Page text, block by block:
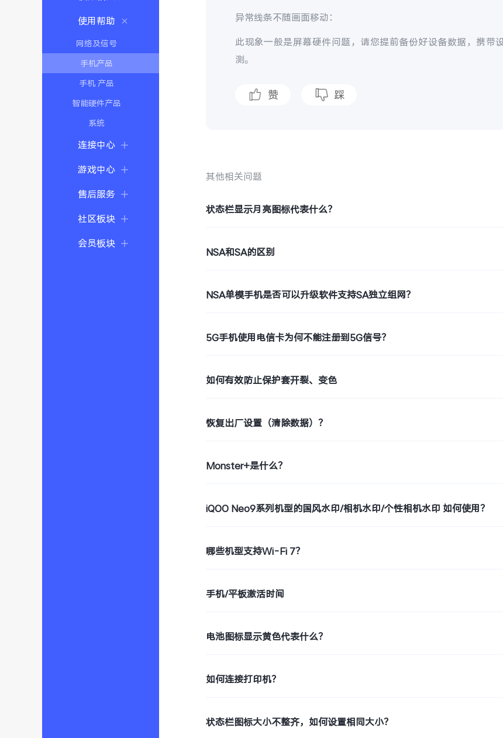
使用帮助
网络及信号
手机产品
手机 产品
智能硬件产品
系统
连接中心
游戏中心
售后服务
社区板块
会员板块
异常线条不随画面移动：
此现象一般是屏幕硬件问题，请您提前备份好设备数据，携带
测。
赞 踩
其他相关问题
状态栏显示月亮图标代表什么？
NSA和SA的区别
NSA单模手机是否可以升级软件支持SA独立组网？
5G手机使用电信卡为何不能注册到5G信号？
如何有效防止保护套开裂、变色
恢复出厂设置（清除数据）？
Monster+是什么？
iQOO Neo9系列机型的国风水印/相机水印/个性相机水印 如何使用？
哪些机型支持Wi-Fi 7？
手机/平板激活时间
电池图标显示黄色代表什么？
如何连接打印机？
状态栏图标大小不整齐，如何设置相同大小？